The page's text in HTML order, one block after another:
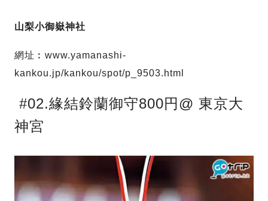
山梨小御嶽神社
網址︰www.yamanashi-
kankou.jp/kankou/spot/p_9503.html
#02.緣結鈴蘭御守800円@ 東京大
神宮